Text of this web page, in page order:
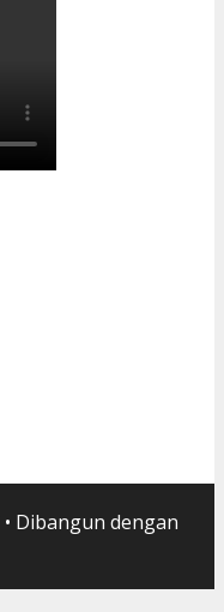
• Dibangun dengan